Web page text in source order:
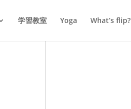
学習教室 Yoga What’s flip?